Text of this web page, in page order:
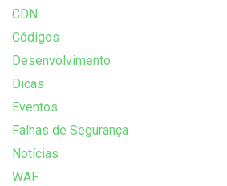
CDN
Códigos
Desenvolvimento
Dicas
Eventos
Falhas de Segurança
Notícias
WAF